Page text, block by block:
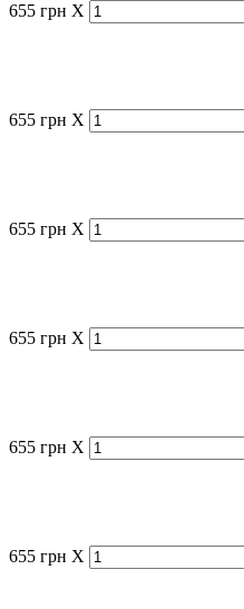
655 грн X
655 грн X
655 грн X
655 грн X
655 грн X
655 грн X